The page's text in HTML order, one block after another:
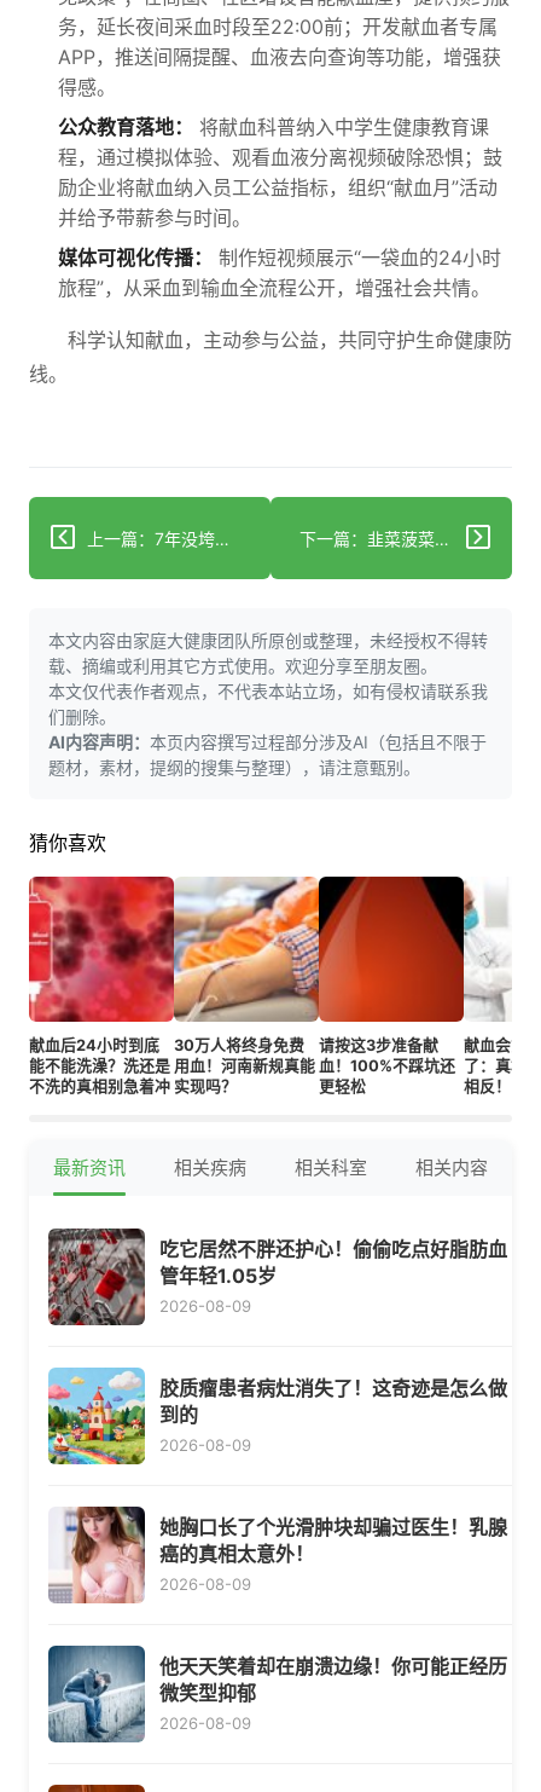
务，延长夜间采血时段至22:00前；开发献血者专属
APP，推送间隔提醒、血液去向查询等功能，增强获
得感。
公众教育落地：
将献血科普纳入中学生健康教育课
程，通过模拟体验、观看血液分离视频破除恐惧；鼓
励企业将献血纳入员工公益指标，组织“献血月”活动
并给予带薪参与时间。
媒体可视化传播：
制作短视频展示“一袋血的24小时
旅程”，从采血到输血全流程公开，增强社会共情。
科学认知献血，主动参与公益，共同守护生命健康防
线。
上一篇：7年没垮，这次却倒了！急诊室一个声音就触发她的创伤闪回 下一篇：韭菜菠菜竟成夏日雷区？立夏后必吃的3样黄金菜便宜又养人
本文内容由家庭大健康团队所原创或整理，未经授权不得转
载、摘编或利用其它方式使用。欢迎分享至朋友圈。
本文仅代表作者观点，不代表本站立场，如有侵权请联系我
们删除。
AI内容声明： 本页内容撰写过程部分涉及AI（包括且不限于
题材，素材，提纲的搜集与整理），请注意甄别。
猜你喜欢
献血后24小时到底
能不能洗澡？洗还是
不洗的真相别急着冲
30万人将终身免费
用血！河南新规真能
实现吗？
请按这3步准备献
血！100%不踩坑还
更轻松
献血会贫
了：真相
相反！
最新资讯 相关疾病 相关科室 相关内容
吃它居然不胖还护心！偷偷吃点好脂肪血
管年轻1.05岁
2026-08-09
胶质瘤患者病灶消失了！这奇迹是怎么做
到的
2026-08-09
她胸口长了个光滑肿块却骗过医生！乳腺
癌的真相太意外！
2026-08-09
他天天笑着却在崩溃边缘！你可能正经历
微笑型抑郁
2026-08-09